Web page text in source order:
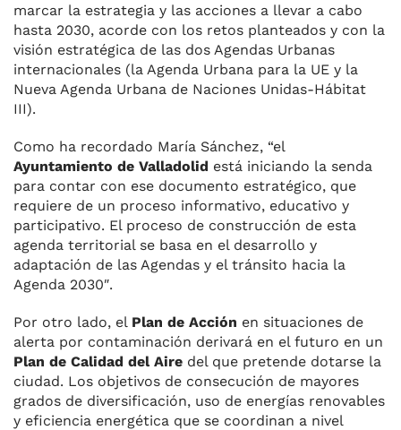
marcar la estrategia y las acciones a llevar a cabo
hasta 2030, acorde con los retos planteados y con la
visión estratégica de las dos Agendas Urbanas
internacionales (la Agenda Urbana para la UE y la
Nueva Agenda Urbana de Naciones Unidas-Hábitat
III).
Como ha recordado María Sánchez, “el
Ayuntamiento de Valladolid está iniciando la senda
para contar con ese documento estratégico, que
requiere de un proceso informativo, educativo y
participativo. El proceso de construcción de esta
agenda territorial se basa en el desarrollo y
adaptación de las Agendas y el tránsito hacia la
Agenda 2030″.
Por otro lado, el Plan de Acción en situaciones de
alerta por contaminación derivará en el futuro en un
Plan de Calidad del Aire del que pretende dotarse la
ciudad. Los objetivos de consecución de mayores
grados de diversificación, uso de energías renovables
y eficiencia energética que se coordinan a nivel